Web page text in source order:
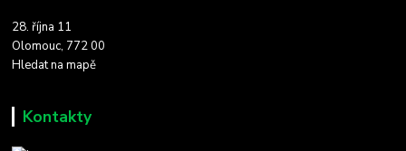
28. října 11
Olomouc, 772 00
Hledat na mapě
Kontakty